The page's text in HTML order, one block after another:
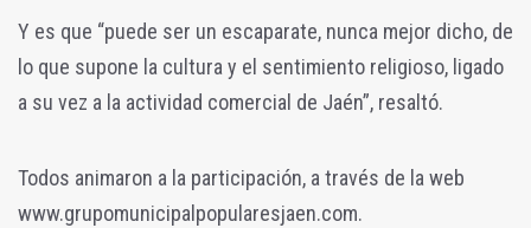
Y es que “puede ser un escaparate, nunca mejor dicho, de
lo que supone la cultura y el sentimiento religioso, ligado
a su vez a la actividad comercial de Jaén”, resaltó.
Todos animaron a la participación, a través de la web
www.grupomunicipalpopularesjaen.com.